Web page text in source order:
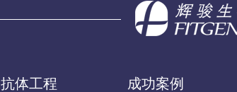
抗体工程 成功案例